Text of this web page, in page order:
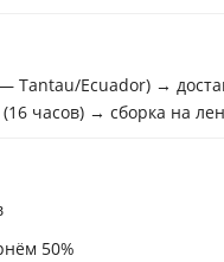
Tantau/Ecuador) →
часов) → сборка на
50%